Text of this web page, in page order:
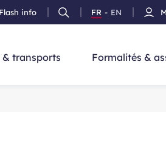
Flash info
Ouvrir
la
FR
Version
- EN
& transports Formalités &